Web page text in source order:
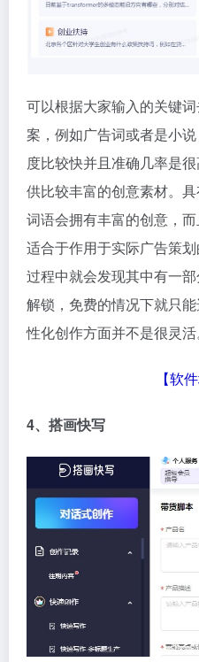
可以根据大家输入的关键
案，例如广告词或者是小
度比较快并且准确几率是
供比较丰富的创意素材。
词语会拥有丰富的创意，
适合于作用于实际广告策
过程中就会发现其中有一
解锁，免费的情况下就只
性化创作方面并不是很灵活
【软
4、搭画快写